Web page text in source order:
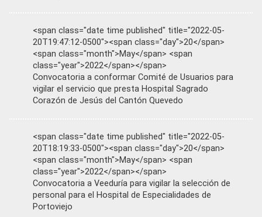
<span class="date time published" title="2022-05-
20T19:47:12-0500"><span class="day">20</span>
<span class="month">May</span> <span
class="year">2022</span></span>
Convocatoria a conformar Comité de Usuarios para
vigilar el servicio que presta Hospital Sagrado
Corazón de Jesús del Cantón Quevedo
<span class="date time published" title="2022-05-
20T18:19:33-0500"><span class="day">20</span>
<span class="month">May</span> <span
class="year">2022</span></span>
Convocatoria a Veeduría para vigilar la selección de
personal para el Hospital de Especialidades de
Portoviejo